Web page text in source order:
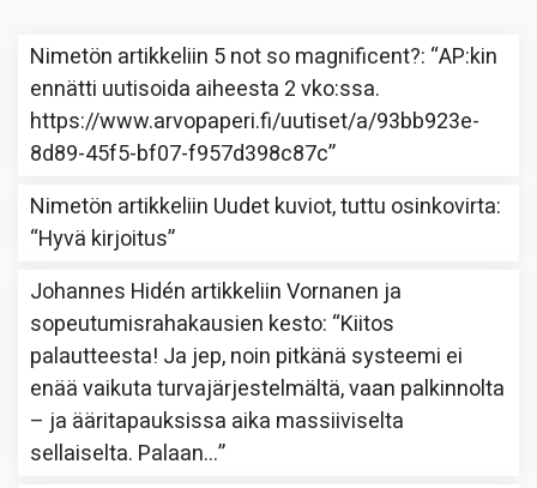
Nimetön artikkeliin 5 not so magnificent?: “AP:kin
ennätti uutisoida aiheesta 2 vko:ssa.
https://www.arvopaperi.fi/uutiset/a/93bb923e-
8d89-45f5-bf07-f957d398c87c”
Nimetön artikkeliin Uudet kuviot, tuttu osinkovirta:
“Hyvä kirjoitus”
Johannes Hidén artikkeliinVornanen ja
sopeutumisrahakausien kesto: “Kiitos
palautteesta! Ja jep, noin pitkänä systeemi ei
enää vaikuta turvajärjestelmältä, vaan palkinnolta
– ja ääritapauksissa aika massiiviselta
sellaiselta. Palaan…”